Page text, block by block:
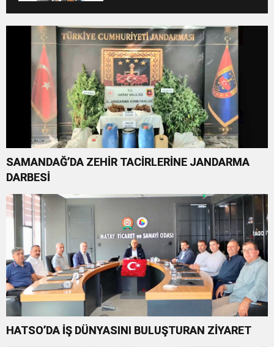
BAŞLADI
SAMANDAĞ’DA ZEHİR TACİRLERİNE JANDARMA
DARBESİ
HATSO’DA İŞ DÜNYASINI BULUŞTURAN ZİYARET